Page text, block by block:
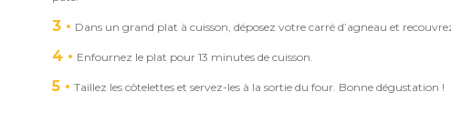
3 Dans un grand plat à cuisson, déposez votre carré d’agneau et
4 Enfournez le plat pour 13 minutes de cuisson.
5 Taillez les côtelettes et servez-les à la sortie du four. Bonne dégustation !